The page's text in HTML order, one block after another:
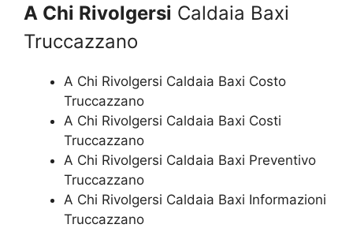
A Chi Rivolgersi Caldaia Baxi
Truccazzano
A Chi Rivolgersi Caldaia Baxi Costo
Truccazzano
A Chi Rivolgersi Caldaia Baxi Costi
Truccazzano
A Chi Rivolgersi Caldaia Baxi Preventivo
Truccazzano
A Chi Rivolgersi Caldaia Baxi Informazioni
Truccazzano